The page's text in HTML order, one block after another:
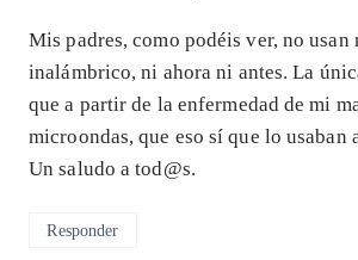
Mis padres, como podéis ver, no usan
inalámbrico, ni ahora ni antes. La
que a partir de la enfermedad de mi
microondas, que eso sí que lo
Un saludo a tod@s.
Responder